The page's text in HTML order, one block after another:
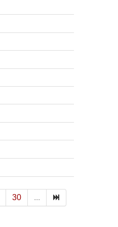
30 ...